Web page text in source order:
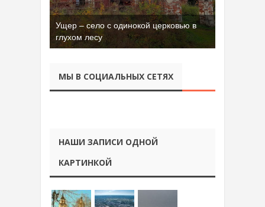
Ущер – село с одинокой церковью в
глухом лесу
Бывшая танковая часть имени Сухэ-
Батора во Владимире
МЫ В СОЦИАЛЬНЫХ СЕТЯХ
НАШИ ЗАПИСИ ОДНОЙ
КАРТИНКОЙ